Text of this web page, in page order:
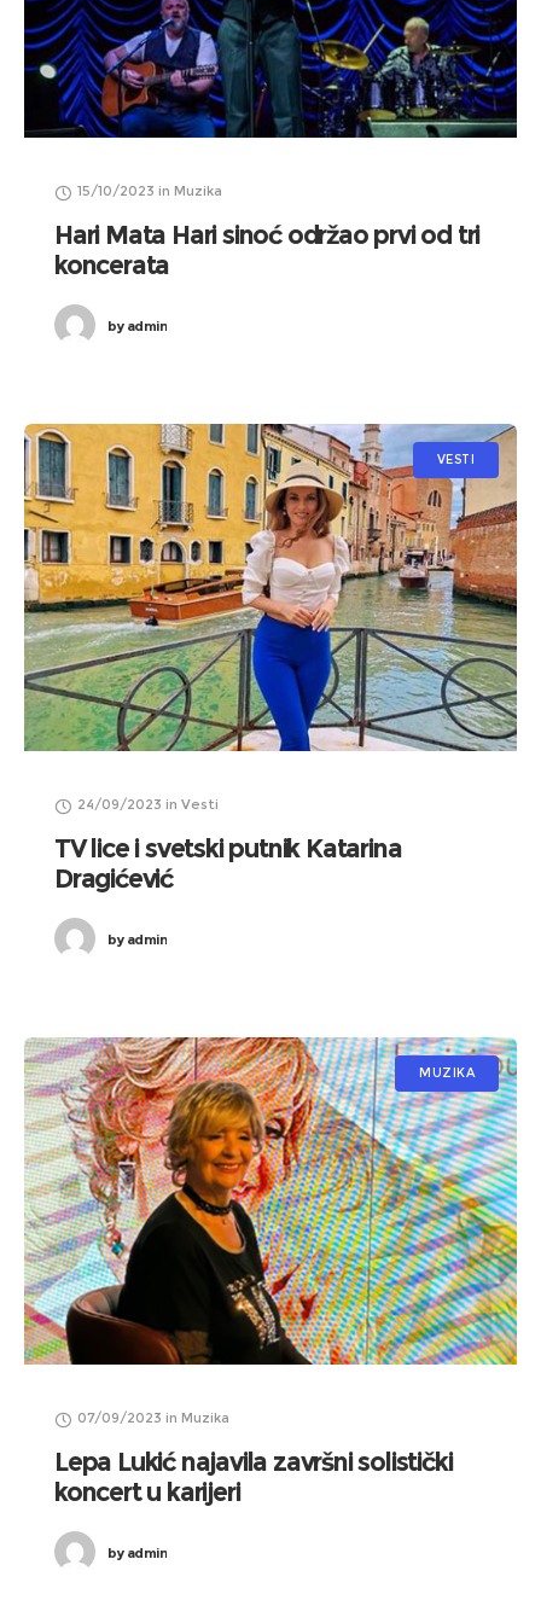
15/10/2023 in Muzika
Hari Mata Hari sinoć održao prvi od tri
koncerata
byadmin
VESTI
24/09/2023 in Vesti
TV lice i svetski putnik Katarina
Dragićević
byadmin
MUZIKA
07/09/2023 in Muzika
Lepa Lukić najavila završni solistički
koncert u karijeri
byadmin